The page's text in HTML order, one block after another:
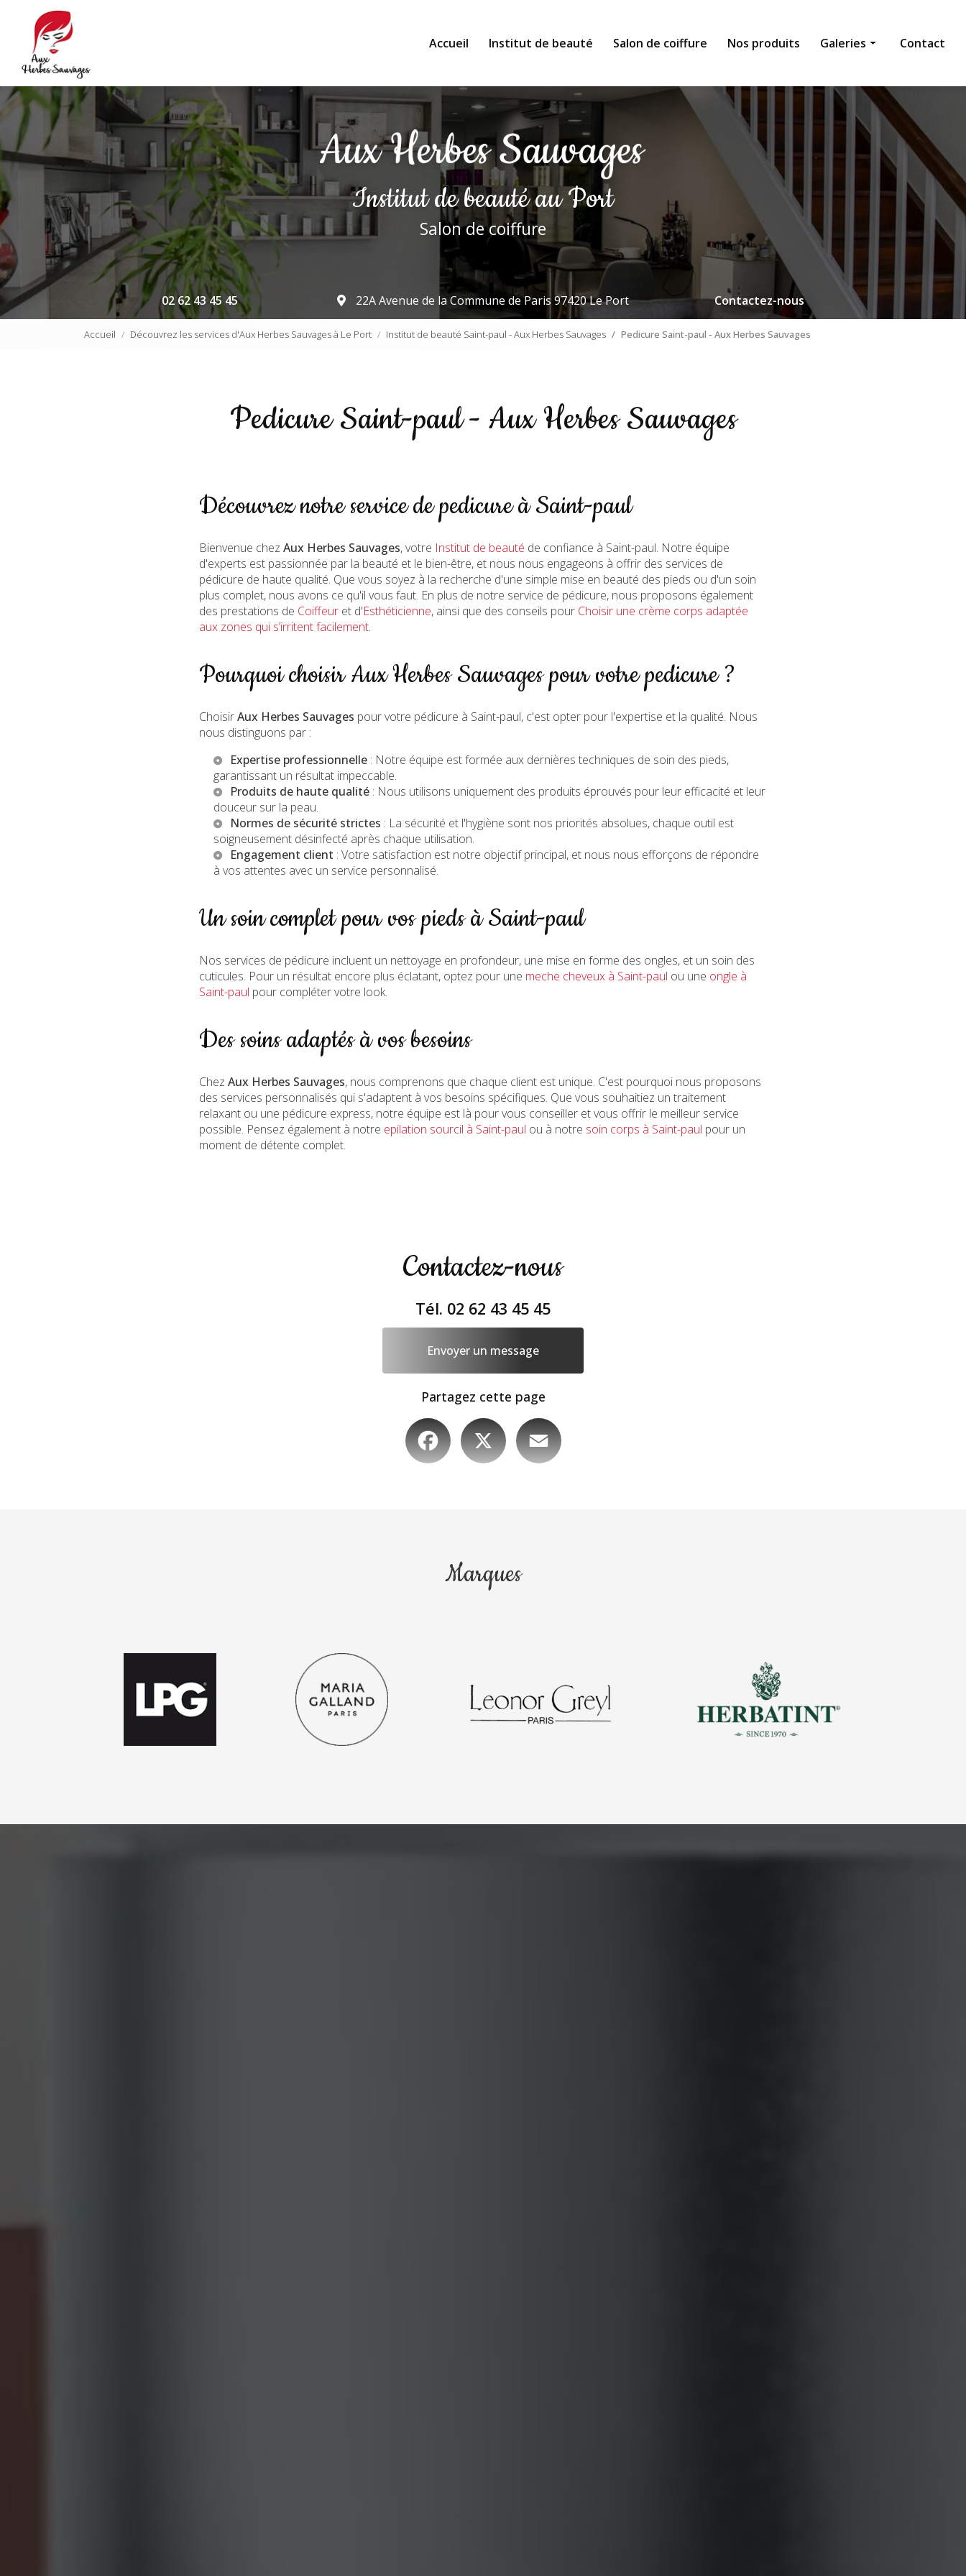
contenu
principal
Accueil Institut de beauté Salon de coiffure Nos produits Galeries
Institut de beauté
Salon de coiffure
Nos produits
Contact
Institut de beautéau Port
Salon de coiffure
02 62 43 45 45 22A Avenue de la Commune de Paris 97420 Le Port Contactez-nous
Accueil Découvrez les services d'Aux Herbes Sauvages à Le Port Institut de beauté Saint-paul - Aux Herbes Sauvages Pedicure Saint-paul - Aux Herbes Sauvages
Pedicure Saint-paul - Aux Herbes Sauvages
Découvrez notre service de pedicure à Saint-paul
Bienvenue chez Aux Herbes Sauvages, votre Institut de beauté de confiance à Saint-paul. Notre équipe
d'experts est passionnée par la beauté et le bien-être, et nous nous engageons à offrir des services de
pédicure de haute qualité. Que vous soyez à la recherche d'une simple mise en beauté des pieds ou d'un soin
plus complet, nous avons ce qu'il vous faut. En plus de notre service de pédicure, nous proposons également
des prestations de Coiffeur et d'Esthéticienne, ainsi que des conseils pour Choisir une crème corps adaptée
aux zones qui s’irritent facilement.
Pourquoi choisir Aux Herbes Sauvages pour votre pedicure ?
ChoisirAux Herbes Sauvages pour votre pédicure à Saint-paul, c'est opter pour l'expertise et la qualité. Nous
nous distinguons par :
Expertise professionnelle : Notre équipe est formée aux dernières techniques de soin des pieds,
garantissant un résultat impeccable.
Produits de haute qualité : Nous utilisons uniquement des produits éprouvés pour leur efficacité et leur
douceur sur la peau.
Normes de sécurité strictes : La sécurité et l'hygiène sont nos priorités absolues, chaque outil est
soigneusement désinfecté après chaque utilisation.
Engagement client : Votre satisfaction est notre objectif principal, et nous nous efforçons de répondre
à vos attentes avec un service personnalisé.
Un soin complet pour vos pieds à Saint-paul
Nos services de pédicure incluent un nettoyage en profondeur, une mise en forme des ongles, et un soin des
cuticules. Pour un résultat encore plus éclatant, optez pour une meche cheveux à Saint-paul ou une ongle à
Saint-paul pour compléter votre look.
Des soins adaptés à vos besoins
Chez Aux Herbes Sauvages, nous comprenons que chaque client est unique. C'est pourquoi nous proposons
des services personnalisés qui s'adaptent à vos besoins spécifiques. Que vous souhaitiez un traitement
relaxant ou une pédicure express, notre équipe est là pour vous conseiller et vous offrir le meilleur service
possible. Pensez également à notre epilation sourcil à Saint-paul ou à notre soin corps à Saint-paul pour un
moment de détente complet.
Contactez-nous
Tél. 02 62 43 45 45
Envoyer un message
Partagez cette page
Facebook
Marques